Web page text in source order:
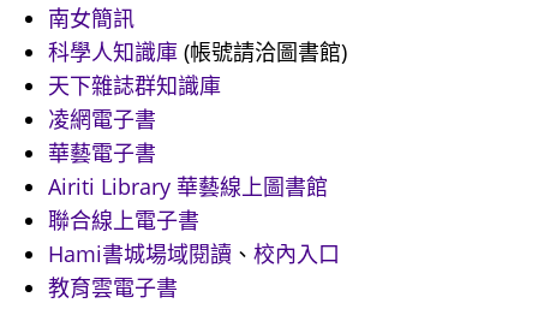
南女簡訊
科學人知識庫 (帳號請洽圖書館)
天下雜誌群知識庫
凌網電子書
華藝電子書
Airiti Library 華藝線上圖書館
聯合線上電子書
Hami書城場域閱讀 、 校內入口
教育雲電子書